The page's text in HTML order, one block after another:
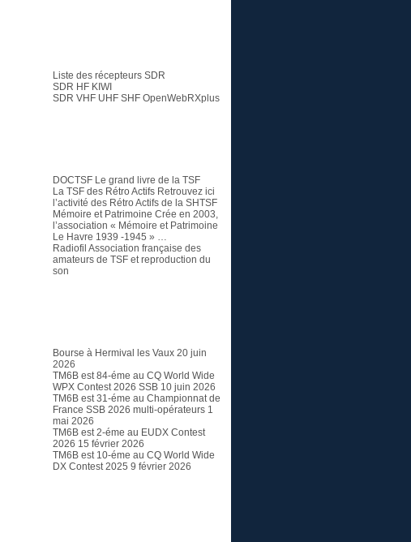
Liste des récepteurs SDR
SDR HF KIWI
SDR VHF UHF SHF OpenWebRXplus
DOCTSF Le grand livre de la TSF
La TSF des Rétro Actifs Retrouvez ici
l’activité des Rétro Actifs de la SHTSF
Mémoire et Patrimoine Crée en 2003,
l’association « Mémoire et Patrimoine
Le Havre 1939 -1945 » …
Radiofil Association française des
amateurs de TSF et reproduction du
son
Bourse à Hermival les Vaux 20 juin
2026
TM6B est 84-éme au CQ World Wide
WPX Contest 2026 SSB 10 juin 2026
TM6B est 31-éme au Championnat de
France SSB 2026 multi-opérateurs 1
mai 2026
TM6B est 2-éme au EUDX Contest
2026 15 février 2026
TM6B est 10-éme au CQ World Wide
DX Contest 2025 9 février 2026